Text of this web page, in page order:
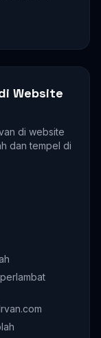
Website
di website
dan tempel di